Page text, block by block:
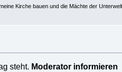
Kirche bauen und die Mächte der
steht. Moderator informieren